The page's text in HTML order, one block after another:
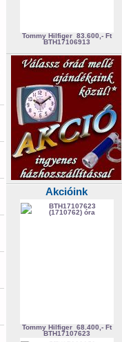
Tommy Hilfiger 83.600,- Ft
BTH17106913
Akcióink
Tommy Hilfiger 68.400,- Ft
BTH17107623